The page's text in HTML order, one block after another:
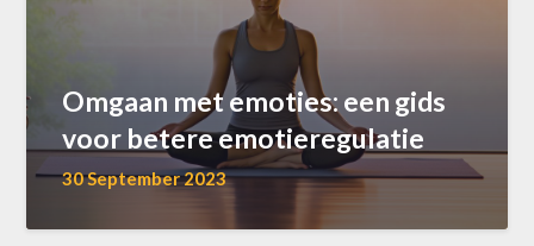
Omgaan met emoties: een gids
voor betere emotieregulatie
30 September 2023